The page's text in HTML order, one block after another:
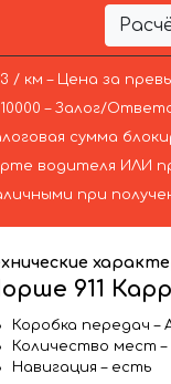
/ км – Цена за
– Залог/
сумма
водителя ИЛИ
при
911
Коробка передач –
Количество мест –
Навигация – есть